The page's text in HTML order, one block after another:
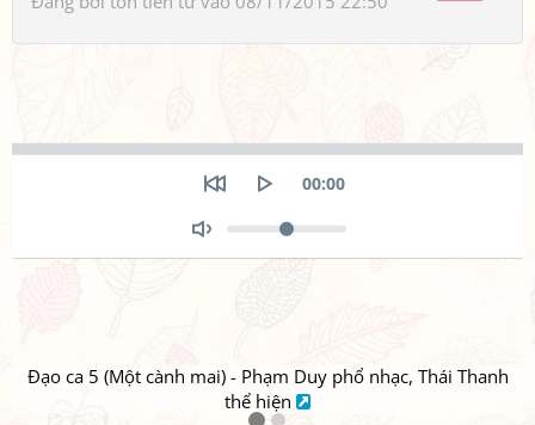
Seek
Current
00:00
Mute
Volume
Đạo ca 5 (Một cành mai) - Phạm Duy phổ nhạc, Thái Thanh
thể hiện